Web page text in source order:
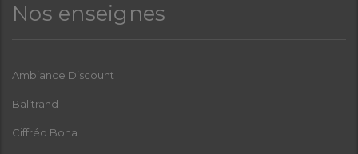
Nos enseignes
Ambiance Discount
Balitrand
Ciffréo Bona